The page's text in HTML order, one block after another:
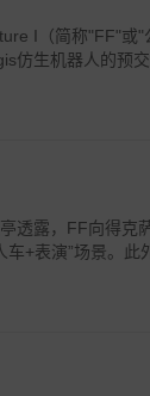
I（简称"FF"或
仿生机器人的预
透露，FF向得克
+表演”场景。此